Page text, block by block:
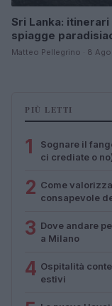
Sri Lanka:
spiagge
Matteo Pellegrino · 8
PIÙ LETTI
1
Sognare il
ci crediate o
2 Come
consapevole
3 Dove andare
a Milano
4 Ospitalità
estivi